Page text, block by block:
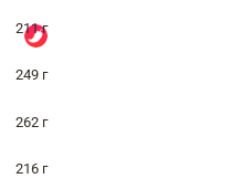
211 г
249 г
262 г
216 г